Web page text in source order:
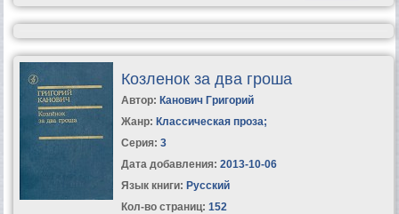
Козленок за два гроша
Автор: Канович Григорий
Жанр: Классическая проза;
Серия: 3
Дата добавления: 2013-10-06
Язык книги: Русский
Кол-во страниц: 152